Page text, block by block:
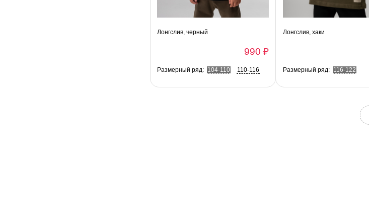
Лонгслив, черный
990 ₽
Размерный ряд: 104-110 110-116
Лонгслив, хаки
Размерный ряд: 116-122